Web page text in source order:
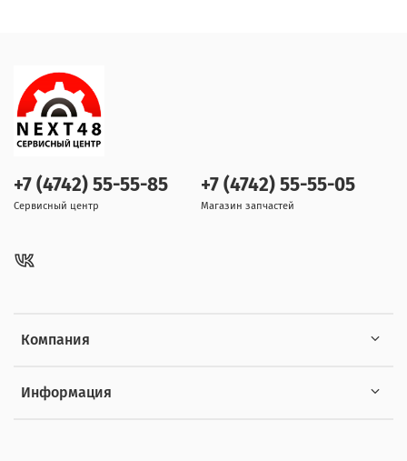
Компания
Информация
+7 (4742) 55-55-85
Сервисный центр
+7 (4742) 55-55-05
Магазин запчастей